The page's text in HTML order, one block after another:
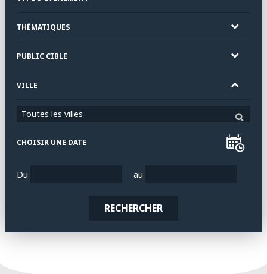
THÉMATIQUES
PUBLIC CIBLE
VILLE
Toutes les villes
CHOISIR UNE DATE
Du au
RECHERCHER